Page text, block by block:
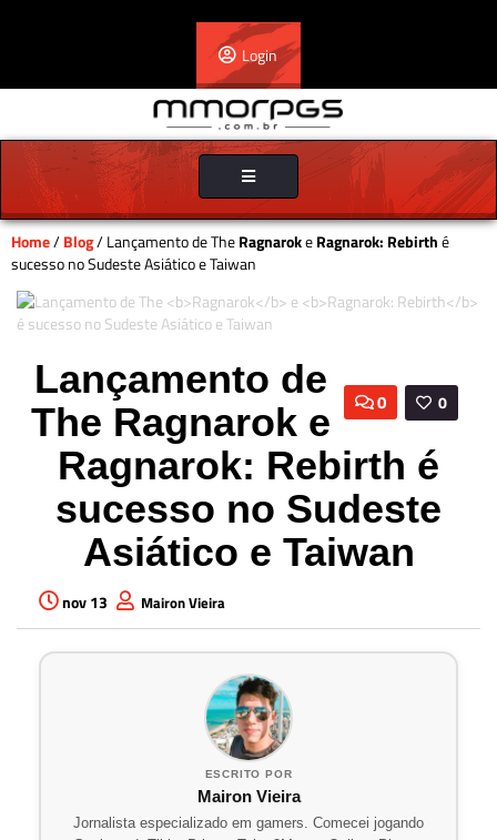
Login
Toggle
navigation
Home/Blog/ Lançamento de TheRagnarokeRagnarok: Rebirthé
sucesso no Sudeste Asiático e Taiwan
0
0
Lançamento de
The Ragnaroke
Ragnarok: Rebirth é
sucesso no Sudeste
Asiático e Taiwan
nov 13 Mairon Vieira
ESCRITO POR
Mairon Vieira
Jornalista especializado em gamers. Comecei jogando